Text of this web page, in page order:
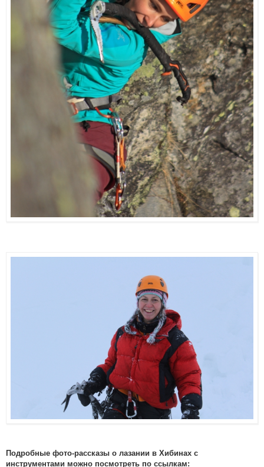
Подробные фото-рассказы о лазании в Хибинах с
инструментами можно посмотреть по ссылкам: